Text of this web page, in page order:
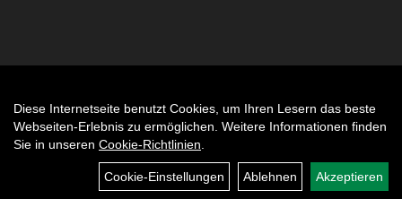
Diese Internetseite benutzt Cookies, um Ihren Lesern das beste
Webseiten-Erlebnis zu ermöglichen. Weitere Informationen finden
Sie in unseren Cookie-Richtlinien
Cookie-Einstellungen Ablehnen Akzeptieren
Auftrag widerrufen